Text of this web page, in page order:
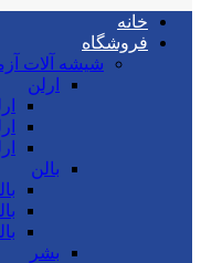
خانه
فروشگاه
شیشه آلات
ارلن
بالن
بشر